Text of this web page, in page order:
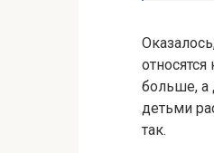
больше, а
детьми
так.